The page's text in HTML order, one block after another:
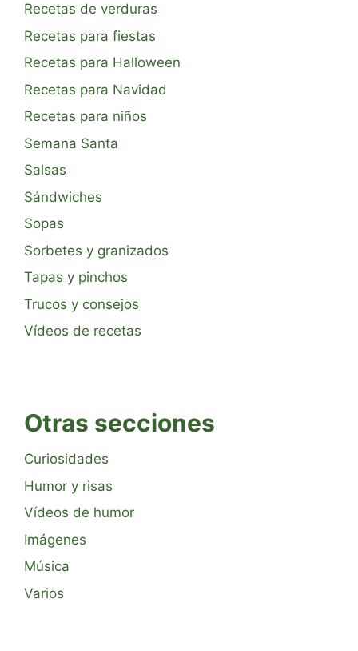
Recetas de verduras
Recetas para fiestas
Recetas para Halloween
Recetas para Navidad
Recetas para niños
Semana Santa
Salsas
Sándwiches
Sopas
Sorbetes y granizados
Tapas y pinchos
Trucos y consejos
Vídeos de recetas
Otras secciones
Curiosidades
Humor y risas
Vídeos de humor
Imágenes
Música
Varios